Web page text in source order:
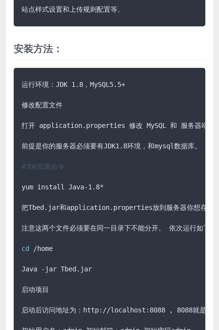
站点样式设置和上传规则配置等。
安装方法：
运行环境：JDK 1.8，MySQL5.5+
修改配置文件
打开 application.properties 修改 MySQL 和 服务器端口
前提是你的服务器必须要有JDK1.8环境，和mysql数据库。
#JDK安装命令
yum install Java-1.8*
把Tbed.jar和application.properties放到服务器你想存放的
注意这两个文件必须要在同一目录下不能分开。 依次运行如下命
cd /home
Java -jar Tbed.jar
启动项目
启动后访问地址为：http://localhost:8088 , 8088就是你